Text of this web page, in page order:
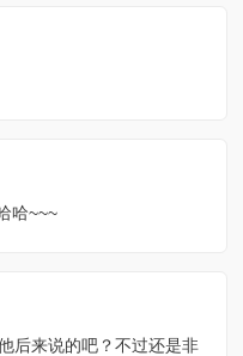
哈~~~
后来说的吧？不过还是非